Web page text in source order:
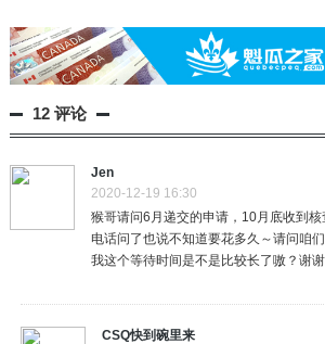
12 评论
Jen
2020-12-19 16:30
猴哥请问6月递交的申请，10月底收到
电话问了也说不知道要花多久～请问咱
我这个等待时间是不是比较长了嗷？谢
CSQ快到碗里来